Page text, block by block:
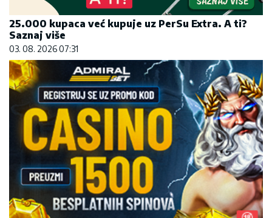
25.000 kupaca već kupuje uz PerSu Extra. A ti?
Saznaj više
03. 08. 2026 07:31